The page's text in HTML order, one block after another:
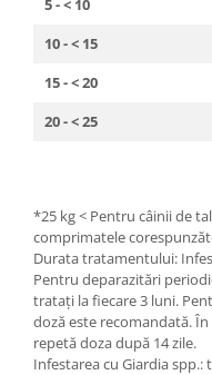
5 - < 10
10 - < 15
15 - < 20
20 - < 25
*25 kg < Pentru câinii de
comprimatele
Durata tratamentului:
Pentru deparazitări
trataţi la fiecare 3 luni.
doză este recomandată.
repetă doza după 14 zile.
Infestarea cu Giardia